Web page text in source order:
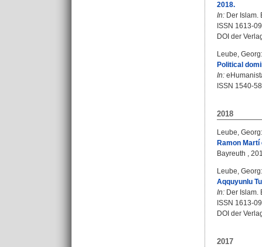
2018.
In: Der Islam.
ISSN 1613-
DOI der
Leube, Georg:
Political
In:
ISSN 1540-
2018
Leube, Georg:
Ramon Martí
Bayreuth ,
Leube, Georg:
Aqquyunlu
In: Der Islam.
ISSN 1613-
DOI der
2017